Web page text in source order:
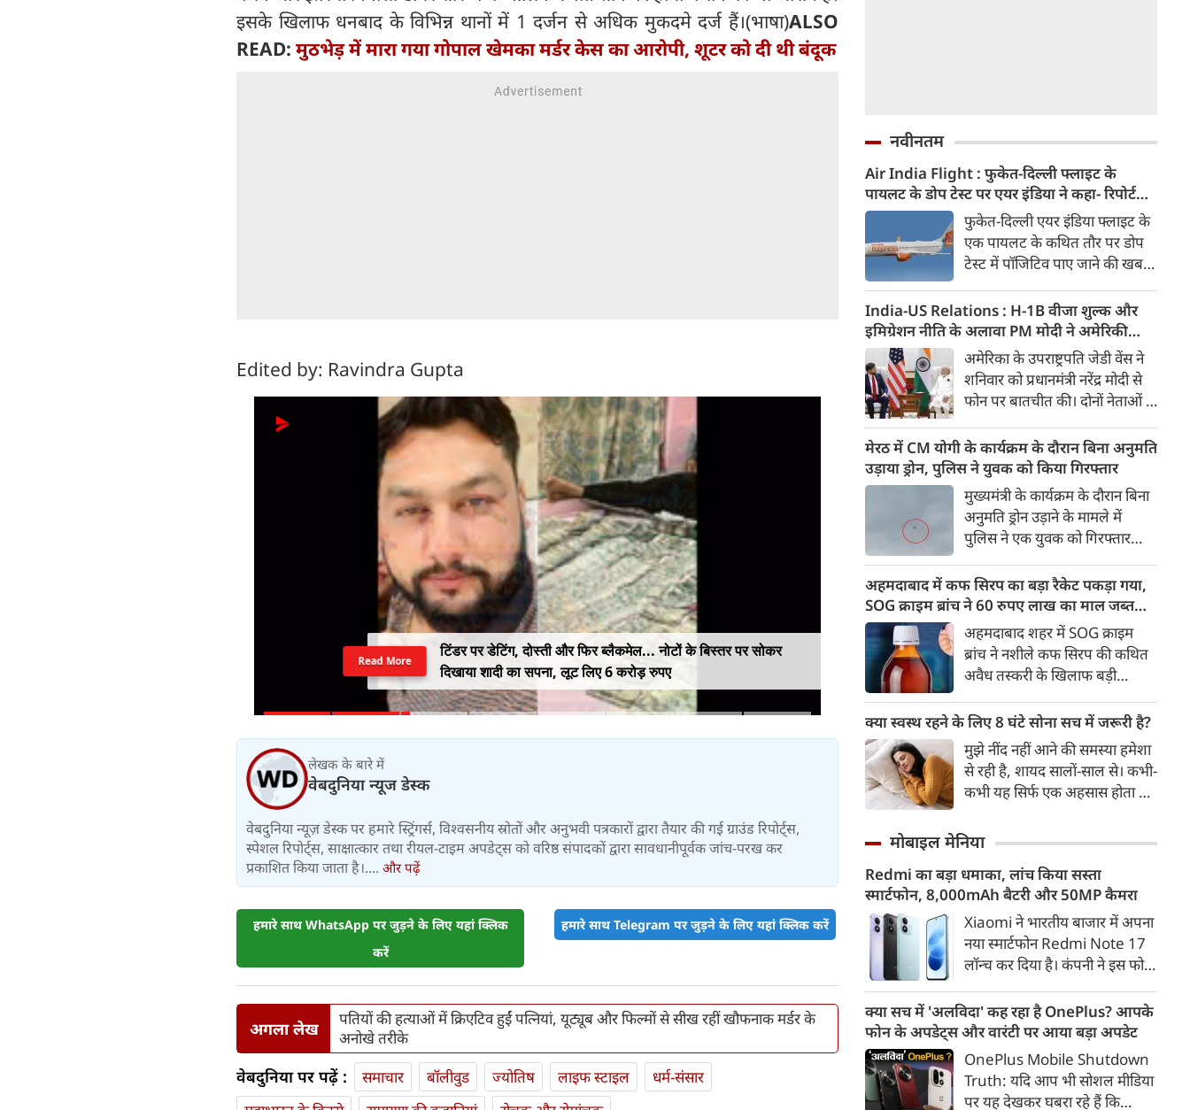
इसके खिलाफ धनबाद के विभिन्न थानों में 1 दर्जन से अधिक मुकदमे दर्ज हैं।(भाषा)ALSO
READ: मुठभेड़ में मारा गया गोपाल खेमका मर्डर केस का आरोपी, शूटर को दी थी बंदूक
Edited by: Ravindra Gupta
टिंडर पर डेटिंग, दोस्ती और फिर ब्लैकमेल... नोटों के बिस्तर पर सोकर
दिखाया शादी का सपना, लूट लिए 6 करोड़ रुपए
Read More
लेखक के बारे में
वेबदुनिया न्यूज डेस्क
वेबदुनिया न्यूज़ डेस्क पर हमारे स्ट्रिंगर्स, विश्वसनीय स्रोतों और अनुभवी पत्रकारों द्वारा तैयार की गई ग्राउंड रिपोर्ट्स,
स्पेशल रिपोर्ट्स, साक्षात्कार तथा रीयल-टाइम अपडेट्स को वरिष्ठ संपादकों द्वारा सावधानीपूर्वक जांच-परख कर
प्रकाशित किया जाता है।.... और पढ़ें
हमारे साथ WhatsApp पर जुड़ने के लिए यहां क्लिक
करें
हमारे साथ Telegram पर जुड़ने के लिए यहां क्लिक करें
अगला लेख
पतियों की हत्‍याओं में क्रिएटिव हुईं पत्‍नियां, यूट्यूब और फिल्‍मों से सीख रहीं खौफनाक मर्डर के
अनोखे तरीके
वेबदुनिया पर पढ़ें : समाचार बॉलीवुड ज्योतिष लाइफ स्‍टाइल
धर्म-संसार
नवीनतम
Air India Flight : फुकेत-दिल्ली फ्लाइट के
पायलट के डोप टेस्ट पर एयर इंडिया ने कहा- रिपोर्ट
नहीं मिली, टिप्पणी की स्थिति में नहीं
फुकेत-दिल्ली एयर इंडिया फ्लाइट के
एक पायलट के कथित तौर पर डोप
टेस्ट में पॉजिटिव पाए जाने की खबरों
अभी तक टेस्ट रिपोर्ट उपलब्ध नहीं
कराई गई है। एयरलाइन ने कहा कि
रिपोर्ट उसके पास नहीं होने के कारण
वह इस मामले में किसी निष्कर्ष पर
टिप्पणी करने की स्थिति में नहीं है।
India-US Relations : H-1B वीजा शुल्क और
इमिग्रेशन नीति के अलावा PM मोदी ने अमेरिकी
उपराष्ट्रपति जेडी वेंस किन मुद्दों पर की चर्चा
अमेरिका के उपराष्ट्रपति जेडी वेंस ने
शनिवार को प्रधानमंत्री नरेंद्र मोदी से
फोन पर बातचीत की। दोनों नेताओं ने
रणनीतिक साझेदारी को और मजबूत
करने के तरीकों पर चर्चा की।
बातचीत के दौरान व्यापार, रक्षा,
ऊर्जा सुरक्षा, महत्वपूर्ण खनिज और
उभरती तकनीकों जैसे प्रमुख मुद्दों पर
विचार-विमर्श हुआ।
मेरठ में CM योगी के कार्यक्रम के दौरान बिना अनुमति
उड़ाया ड्रोन, पुलिस ने युवक को किया गिरफ्तार
मुख्यमंत्री के कार्यक्रम के दौरान बिना
अनुमति ड्रोन उड़ाने के मामले में
पुलिस ने एक युवक को गिरफ्तार
दो ड्रोन उड़ते हुए दिखाई दिए थे। जांच
में एक ड्रोन सरकारी और पूर्व अनुमति
से उड़ाया जा रहा था, जबकि दूसरा
ड्रोन बिना अनुमति उड़ता पाया गया।
अहमदाबाद में कफ सिरप का बड़ा रैकेट पकड़ा गया,
SOG क्राइम ब्रांच ने 60 रुपए लाख का माल जब्त
किया
अहमदाबाद शहर में SOG क्राइम
ब्रांच ने नशीले कफ सिरप की कथित
अवैध तस्करी के खिलाफ बड़ी
GPO पोस्ट ऑफिस के पास से
प्रतिबंधित कफ सिरप का बड़ा जखीरा
पकड़ा गया है। पुलिस की प्रारंभिक
जांच में सामने आया है कि पोस्टल
सर्विस का इस्तेमाल करके कफ सिरप
रहा था।
क्या स्वस्थ रहने के लिए 8 घंटे सोना सच में जरूरी है?
मुझे नींद नहीं आने की समस्या हमेशा
से रही है, शायद सालों-साल से। कभी-
कभी यह सिर्फ एक अहसास होता है,
बात मुझे पता है, क्योंकि मेरी घड़ी
तो मेरी यह घड़ी भी इस समस्या की
एक बड़ी वजह हो सकती है। यह मुझे
लगातार समय पर सोने की याद
दिलाती रहती है और हर सुबह खराब
‘स्लीप स्कोर' दिखाकर परेशान करती
मोबाइल मेनिया
Redmi का बड़ा धमाका, लांच किया सस्ता
स्मार्टफोन, 8,000mAh बैटरी और 50MP कैमरा
Xiaomi ने भारतीय बाजार में अपना
नया स्मार्टफोन Redmi Note 17
लॉन्च कर दिया है। कंपनी ने इस फोन
डिस्प्ले, 8,000mAh की बड़ी बैटरी
और Qualcomm Snapdragon
चिपसेट के साथ पेश किया है। फोन में
50MP का मेन कैमरा दिया गया है।
इसके अलावा Redmi Note 17 में
क्या सच में 'अलविदा' कह रहा है OnePlus? आपके
फोन के अपडेट्स और वारंटी पर आया बड़ा अपडेट
OnePlus Mobile Shutdown
Truth: यदि आप भी सोशल मीडिया
पर यह देखकर घबरा रहे हैं कि